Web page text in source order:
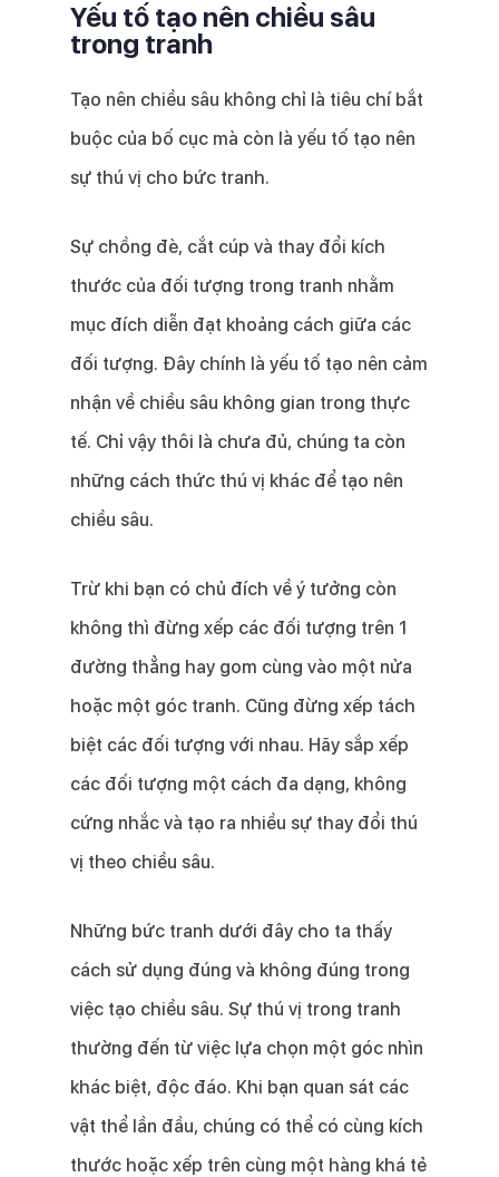
Yếu tố tạo nên chiều sâu
trong tranh
Tạo nên chiều sâu không chỉ là tiêu chí bắt
buộc của bố cục mà còn là yếu tố tạo nên
sự thú vị cho bức tranh.
Sự chồng đè, cắt cúp và thay đổi kích
thước của đối tượng trong tranh nhằm
mục đích diễn đạt khoảng cách giữa các
đối tượng. Đây chính là yếu tố tạo nên cảm
nhận về chiều sâu không gian trong thực
tế. Chỉ vậy thôi là chưa đủ, chúng ta còn
những cách thức thú vị khác để tạo nên
chiều sâu.
Trừ khi bạn có chủ đích về ý tưởng còn
không thì đừng xếp các đối tượng trên 1
đường thẳng hay gom cùng vào một nửa
hoặc một góc tranh. Cũng đừng xếp tách
biệt các đối tượng với nhau. Hãy sắp xếp
các đối tượng một cách đa dạng, không
cứng nhắc và tạo ra nhiều sự thay đổi thú
vị theo chiều sâu.
Những bức tranh dưới đây cho ta thấy
cách sử dụng đúng và không đúng trong
việc tạo chiều sâu. Sự thú vị trong tranh
thường đến từ việc lựa chọn một góc nhìn
khác biệt, độc đáo. Khi bạn quan sát các
vật thể lần đầu, chúng có thể có cùng kích
thước hoặc xếp trên cùng một hàng khá tẻ